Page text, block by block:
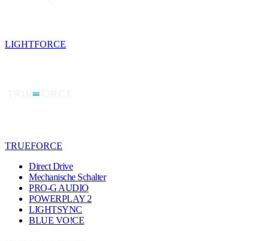
LIGHTFORCE
TRUEFORCE
Direct Drive
Mechanische Schalter
PRO-G AUDIO
POWERPLAY 2
LIGHTSYNC
BLUE VO!CE